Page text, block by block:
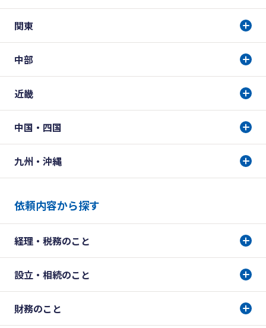
関東
中部
近畿
中国・四国
九州・沖縄
依頼内容から探す
経理・税務のこと
設立・相続のこと
財務のこと